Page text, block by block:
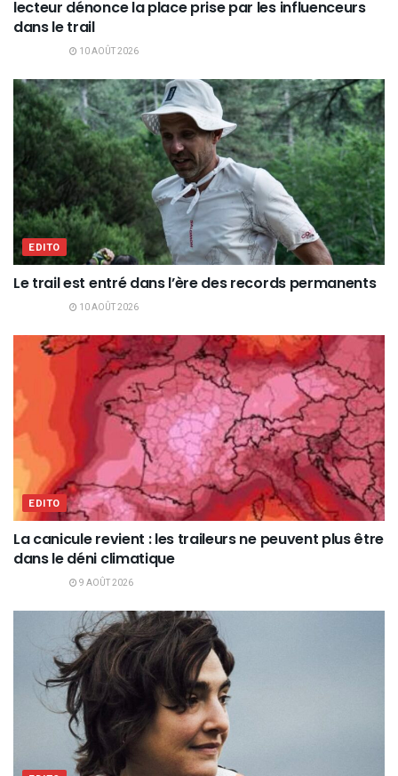
lecteur dénonce la place prise par les influenceurs
dans le trail
10 AOÛT 2026
EDITO
Le trail est entré dans l’ère des records permanents
10 AOÛT 2026
EDITO
La canicule revient : les traileurs ne peuvent plus être
dans le déni climatique
9 AOÛT 2026